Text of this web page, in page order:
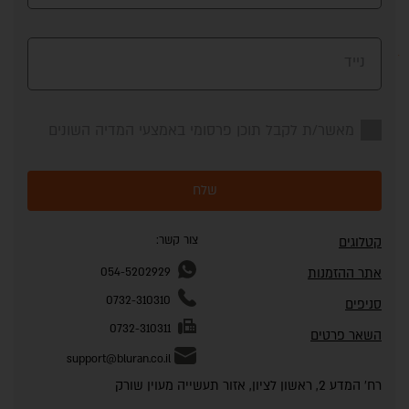
שלח
קטלוגים
אתר ההזמנות
סניפים
השאר פרטים
צור קשר:
054-5202929
0732-310310
0732-310311
support@bluran.co.il
רח' המדע 2, ראשון לציון, אזור תעשייה מעוין שורק